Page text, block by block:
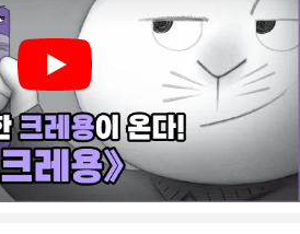
Play